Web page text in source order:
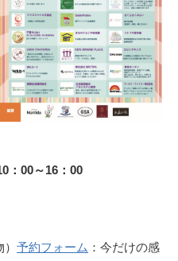
：00～16：00
予約フォーム ：今だけの感